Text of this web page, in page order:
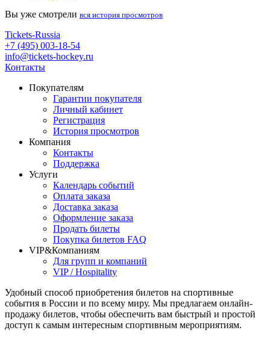
Вы уже смотрели вся история просмотров
Tickets-Russia
+7 (495) 003-18-54
info@tickets-hockey.ru
Контакты
Покупателям
Гарантии покупателя
Личный кабинет
Регистрация
История просмотров
Компания
Контакты
Поддержка
Услуги
Календарь событий
Оплата заказа
Доставка заказа
Оформление заказа
Продать билеты
Покупка билетов FAQ
VIP&Компаниям
Для групп и компаний
VIP / Hospitality
Удобный способ приобретения билетов на спортивные
события в России и по всему миру. Мы предлагаем онлайн-
продажу билетов, чтобы обеспечить вам быстрый и простой
доступ к самым интересным спортивным мероприятиям.